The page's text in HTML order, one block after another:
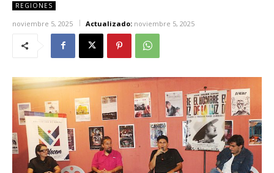
REGIONES
noviembre 5, 2025 Actualizado: noviembre 5, 2025